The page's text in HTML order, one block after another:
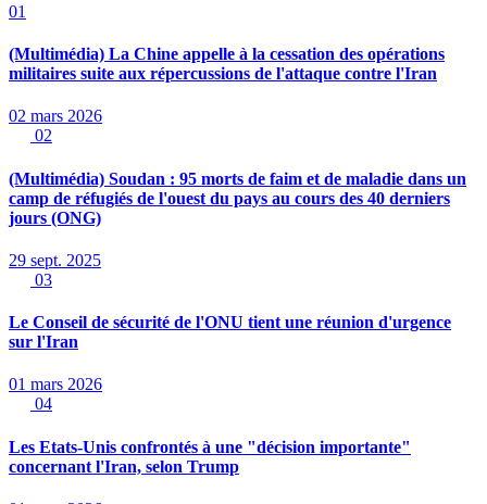
01
(Multimédia) La Chine appelle à la cessation des opérations
militaires suite aux répercussions de l'attaque contre l'Iran
02 mars 2026
02
(Multimédia) Soudan : 95 morts de faim et de maladie dans un
camp de réfugiés de l'ouest du pays au cours des 40 derniers
jours (ONG)
29 sept. 2025
03
Le Conseil de sécurité de l'ONU tient une réunion d'urgence
sur l'Iran
01 mars 2026
04
Les Etats-Unis confrontés à une "décision importante"
concernant l'Iran, selon Trump